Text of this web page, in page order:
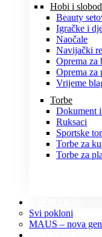
Hobi i
Beauty
Igračke i
Naočale
Navijački
Oprema za
Oprema za
Vrijeme
Torbe
Dokument
Ruksaci
Sportske
Torbe za
Torbe za
Svi pokloni
MAUS – nova